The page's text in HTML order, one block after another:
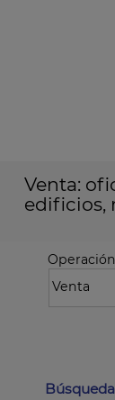
Venta:
edificios,
Operación